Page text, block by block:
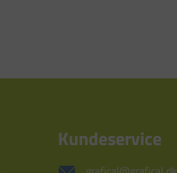
Kundeservice